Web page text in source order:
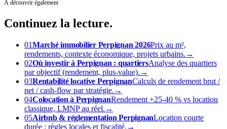
À découvrir également
Continuez la lecture.
01Marché immobilier Perpignan 2026Prix au m²,
rendements, contexte économique, projets urbains. →
02Où investir à Perpignan : quartiersAnalyse des quartiers
par objectif (rendement, plus-value). →
03Rentabilité locative PerpignanCalculs de rendement brut /
net / cash-flow par stratégie. →
04Colocation à PerpignanRendement +25-40 % vs location
classique, LMNP au réel. →
05Airbnb & réglementation PerpignanLocation courte
durée : règles locales et fiscalité. →